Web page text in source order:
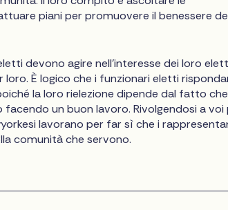
piani per promuovere il benessere
devono agire nell'interesse dei loro
È logico che i funzionari eletti
la loro rielezione dipende dal fatto
un buon lavoro. Rivolgendosi a voi
lavorano per far sì che i
comunità che servono.